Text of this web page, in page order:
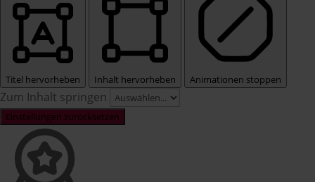
Titel hervorheben Inhalt hervorheben Animationen stoppen
Zum Inhalt springen
Einstellungen zurücksetzen